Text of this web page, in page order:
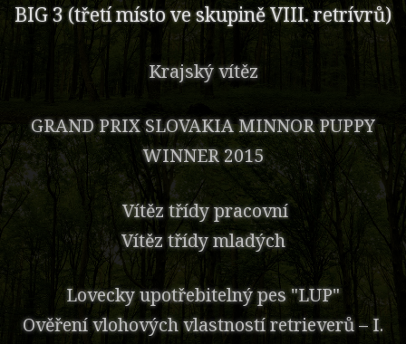
BIG 3 (třetí místo ve skupině VIII. retrívrů)
Krajský vítěz
GRAND PRIX SLOVAKIA MINNOR PUPPY
WINNER 2015
Vítěz třídy pracovní
Vítěz třídy mladých
Lovecky upotřebitelný pes "LUP"
Ověření vlohových vlastností retrieverů – I.